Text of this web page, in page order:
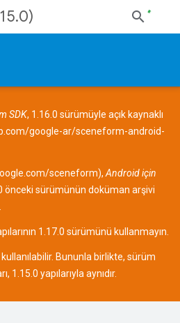
SDK, 1.16.0 sürümüyle açık kaynaklı
google-ar/sceneform-android-
sceneform), Android için
önceki sürümünün doküman arşivi
1.17.0 sürümünü kullanmayın.
kullanılabilir. Bununla birlikte, sürüm
1.15.0 yapılarıyla aynıdır.